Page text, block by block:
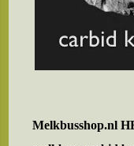
Melkbusshop.nl